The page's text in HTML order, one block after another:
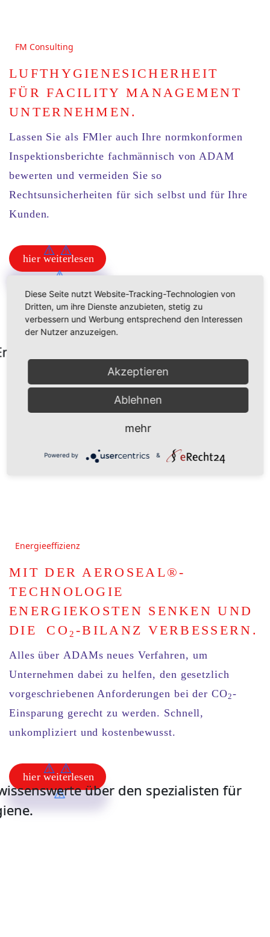
FM Consulting
LUFTHYGIENESICHERHEIT
FÜR FACILITY MANAGEMENT
UNTERNEHMEN.
Lassen Sie als FMler auch Ihre normkonformen
Inspektionsberichte fachmännisch von ADAM
bewerten und vermeiden Sie so
Rechtsunsicherheiten für sich selbst und für Ihre
Kunden.
hier weiterlesen
hier weiterlesen
Energieeffizienz
MIT DER AEROSEAL®-
TECHNOLOGIE
ENERGIEKOSTEN SENKEN UND
DIE CO 2-BILANZ VERBESSERN.
Alles über ADAMs neues Verfahren, um
Unternehmen dabei zu helfen, den gesetzlich
vorgeschriebenen Anforderungen bei derCO2-
Einsparung gerecht zu werden. Schnell,
unkompliziert und kostenbewusst.
hier weiterlesen
hier weiterlesen
Diese Seite nutzt Website-Tracking-Technologien von
Dritten, um ihre Dienste anzubieten, stetig zu
verbessern und Werbung entsprechend den Interessen
der Nutzer anzuzeigen.
Akzeptieren
Ablehnen
mehr
Powered by &